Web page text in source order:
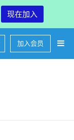
加入会员
现在加入